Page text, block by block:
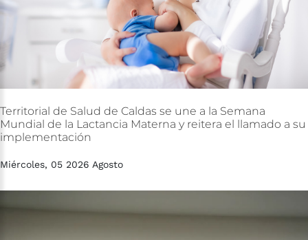
Territorial de Salud de Caldas se une a la Semana
Mundial de la Lactancia Materna y reitera el llamado a su
implementación
Miércoles, 05 2026 Agosto